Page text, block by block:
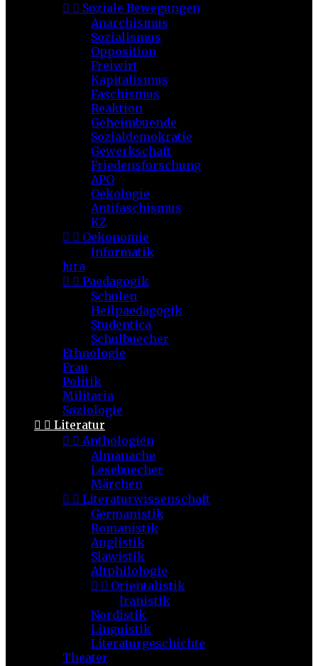
  Soziale Bewegungen
Anarchismus
Sozialismus
Opposition
Freiwirt
Kapitalismus
Faschismus
Reaktion
Geheimbuende
Sozialdemokratie
Gewerkschaft
Friedensforschung
APO
Oekologie
Antifaschismus
KZ
  Oekonomie
Informatik
Jura
  Paedagogik
Schulen
Heilpaedagogik
Studentica
Schulbuecher
Ethnologie
Frau
Politik
Militaria
Soziologie
  Literatur
  Anthologien
Almanache
Lesebuecher
Märchen
  Literaturwissenschaft
Germanistik
Romanistik
Anglistik
Slawistik
Altphilologie
  Orientalistik
Iranistik
Nordistik
Linguistik
Literaturgeschichte
Theater